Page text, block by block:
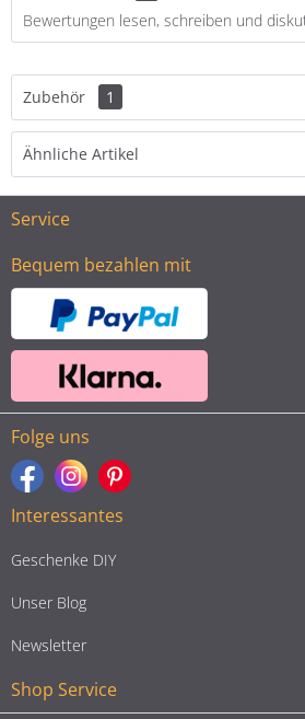
Bewertungen lesen, schreiben und
Zubehör 1
Ähnliche Artikel
Service
Bequem bezahlen mit
Folge uns
Interessantes
Geschenke DIY
Unser Blog
Newsletter
Shop Service